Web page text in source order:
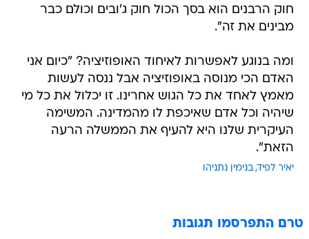
חוק הרבנים הוא בסך הכול חוק ג'ובים וכולם כבר
מבינים את זה".
ומה בנוגע לאפשרות לאיחוד האופוזיציה? "כיום אני
האדם הכי מנוסה באופוזיציה אבל ננסה לעשות
מאמץ לאחד את כל הגוש אחרינו. זו יכלול את כל מי
שיהיה וכל אדם שאיכפת לו מהמדינה. המשימה
העיקרית שלנו היא להעיף את הממשלה הרעה
הזאת".
יאיר לפיד בנימין נתניהו
טרם התפרסמו תגובות